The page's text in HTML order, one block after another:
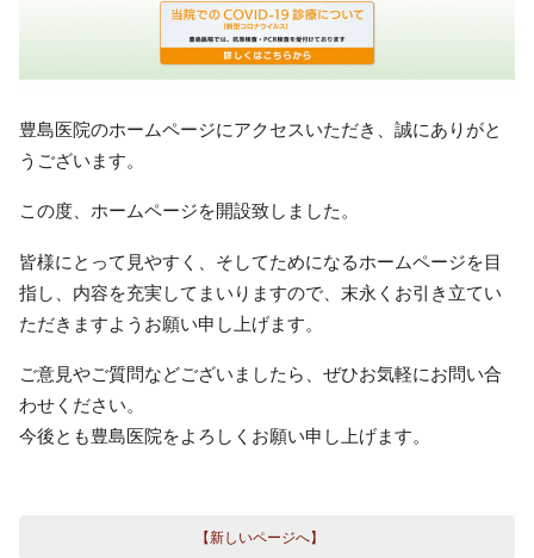
豊島医院のホームページにアクセスいただき、誠にありがと
うございます。
この度、ホームページを開設致しました。
皆様にとって見やすく、そしてためになるホームページを目
指し、内容を充実してまいりますので、末永くお引き立てい
ただきますようお願い申し上げます。
ご意見やご質問などございましたら、ぜひお気軽にお問い合
わせください。
今後とも豊島医院をよろしくお願い申し上げます。
【新しいページへ】